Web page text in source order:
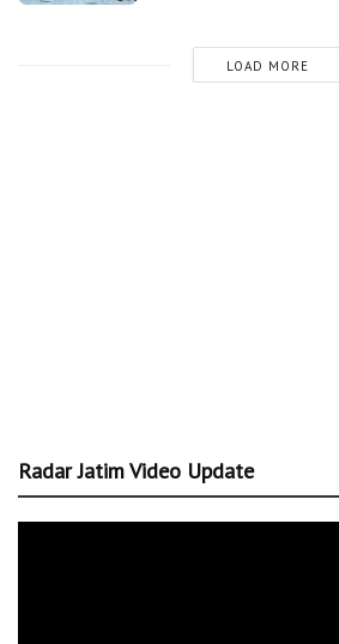
LOAD MORE
Radar Jatim Video Update